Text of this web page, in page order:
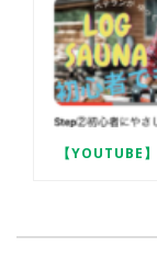
【YOUTUBE